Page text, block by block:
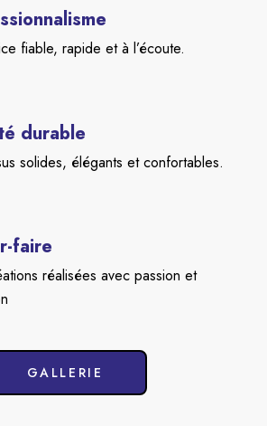
fiable, rapide et à l’écoute.
durable
solides, élégants et confortables.
faire
réalisées avec passion et
GALLERIE